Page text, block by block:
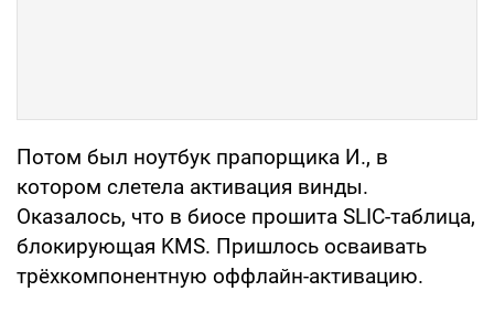
Потом был ноутбук прапорщика И., в
котором слетела активация винды.
Оказалось, что в биосе прошита SLIC-таблица,
блокирующая KMS. Пришлось осваивать
трёхкомпонентную оффлайн-активацию.